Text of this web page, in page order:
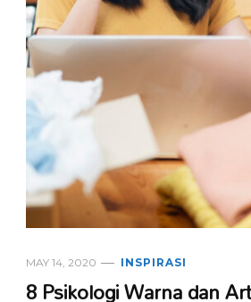
MAY 14, 2020 INSPIRASI
8 Psikologi Warna dan